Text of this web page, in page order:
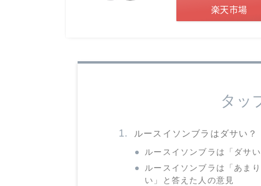
楽天市場
タッ
ルースイソンブラはダサい？
ルースイソンブラは「ダサ
ルースイソンブラは「あま
い」と答えた人の意見